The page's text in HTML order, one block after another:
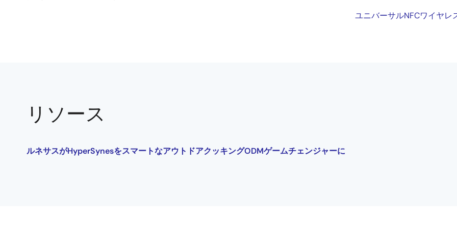
ユニバーサルNFCワイヤレ
リソース
ルネサスがHyperSynesをスマートなアウトドアクッキングODMゲームチェンジャーに